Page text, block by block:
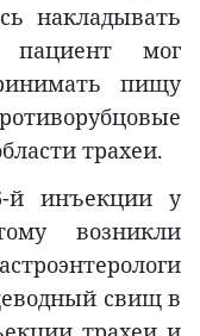
накладывать
пациент мог
пищу
трахеи.
й инъекции у
возникли
свищ в